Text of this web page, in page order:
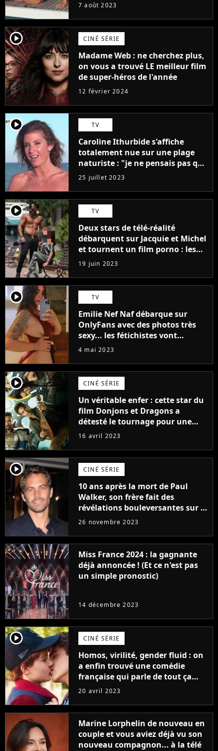
7 août 2023
player2 CINÉ SÉRIE
Madame Web : ne cherchez plus,
on vous a trouvé LE meilleur film
de super-héros de l'année
12 février 2024
player2 TV
Caroline Ithurbide s'affiche
totalement nue sur une plage
naturiste : "je ne pensais pas que
j'arriverais à le faire..."
25 juillet 2023
player2 TV
Deux stars de télé-réalité
débarquent sur Jacquie et Michel
et tournent un film porno : les
premières images du tournage
(exclu)
19 juin 2023
player2 TV
Emilie Nef Naf débarque sur
OnlyFans avec des photos très
sexy... les fétichistes vont
prendre leur pied !
4 mai 2023
player2 CINÉ SÉRIE
Un véritable enfer : cette star du
film Donjons et Dragons a
détesté le tournage pour une
raison très spéciale
16 avril 2023
player2 CINÉ SÉRIE
10 ans après la mort de Paul
Walker, son frère fait des
révélations bouleversantes sur la
réaction des acteurs de Fast and
26 novembre 2023
Miss France 2024 : la gagnante
déjà annoncée ! (Et ce n'est pas
un simple pronostic)
14 décembre 2023
player2 CINÉ SÉRIE
Homos, virilité, gender fluid : on
a enfin trouvé une comédie
française qui parle de tout ça
sans être super ringarde
20 avril 2023
Marine Lorphelin de nouveau en
couple et vous aviez déjà vu son
nouveau compagnon... à la télé